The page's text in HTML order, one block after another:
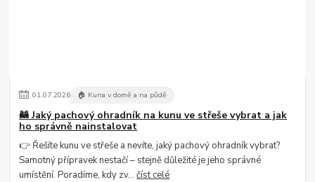
01.07.2026 🏠 Kuna v domě a na půdě
🦝 Jaký pachový ohradník na kunu ve střeše vybrat a jak
ho správně nainstalovat
👉 Řešíte kunu ve střeše a nevíte, jaký pachový ohradník vybrat?
Samotný přípravek nestačí – stejně důležité je jeho správné
umístění. Poradíme, kdy zv...číst celé